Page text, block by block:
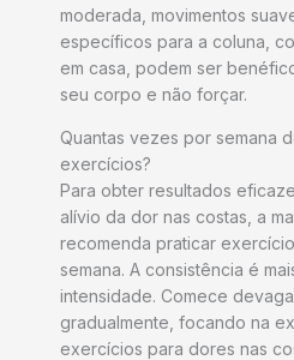
moderada, movimentos
específicos para a coluna,
em casa, podem ser
seu corpo e não forçar.
Quantas vezes por semana
exercícios?
Para obter resultados
alívio da dor nas costas, a
recomenda praticar
semana. A consistência é
intensidade. Comece
gradualmente, focando na
exercícios para dores nas